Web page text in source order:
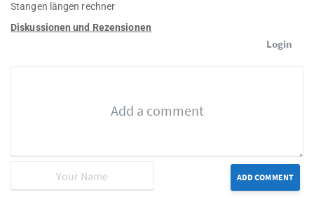
Stangen längen rechner
Diskussionen und Rezensionen
Login
ADD COMMENT